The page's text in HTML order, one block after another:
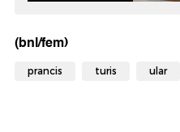
(bnl/fem)
prancis turis ular